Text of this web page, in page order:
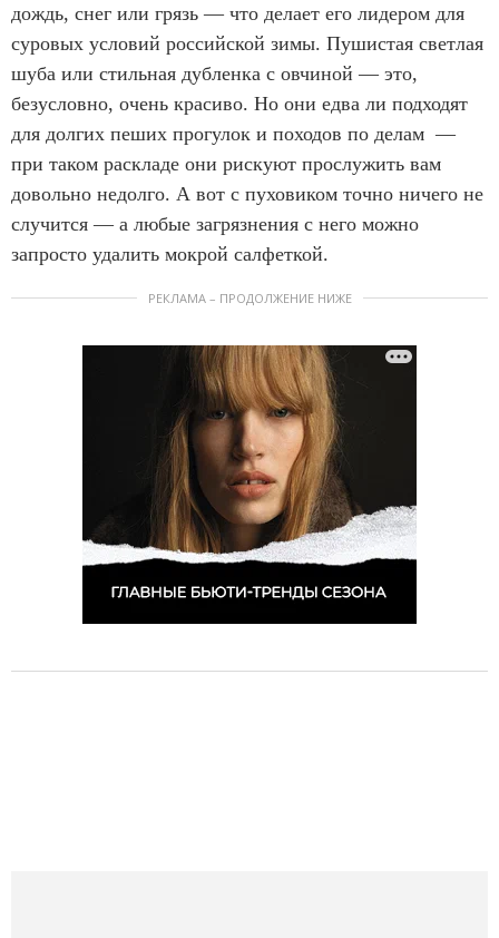
дождь, снег или грязь — что делает его лидером для
суровых условий российской зимы. Пушистая светлая
шуба или стильная дубленка с овчиной — это,
безусловно, очень красиво. Но они едва ли подходят
для долгих пеших прогулок и походов по делам —
при таком раскладе они рискуют прослужить вам
довольно недолго. А вот с пуховиком точно ничего не
случится — а любые загрязнения с него можно
запросто удалить мокрой салфеткой.
РЕКЛАМА – ПРОДОЛЖЕНИЕ НИЖЕ